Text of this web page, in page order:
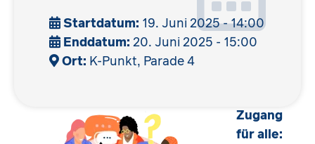
Startdatum: 19. Juni 2025 - 14:00
Enddatum: 20. Juni 2025 - 15:00
Ort: K-Punkt, Parade 4
Zugang
für alle: